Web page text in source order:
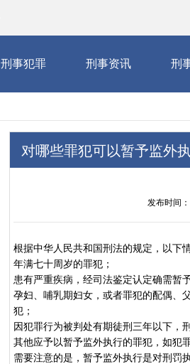
刑事犯罪 刑事资讯 刑
对哪些罪犯可以暂予监外
发布时间
根据中华人民共和国刑法的规定，以下
年满七十周岁的罪犯；
患有严重疾病，经司法鉴定认定确需暂
孕妇、哺乳期妇女，或者罪犯的配偶、
犯；
因犯罪行为被判处有期徒刑三年以下，
其他应予以暂予监外执行的罪犯，如犯
需要注意的是，暂予监外执行是对刑罚